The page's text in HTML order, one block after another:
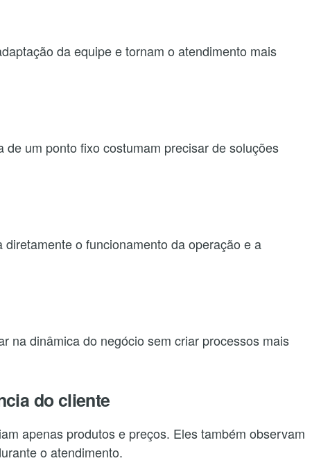
da equipe e tornam o atendimento mais
um ponto fixo costumam precisar de soluções
o funcionamento da operação e a
na dinâmica do negócio sem criar processos mais
do cliente
apenas produtos e preços. Eles também observam
o atendimento.